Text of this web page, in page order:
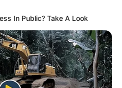
In Public? Take A Look